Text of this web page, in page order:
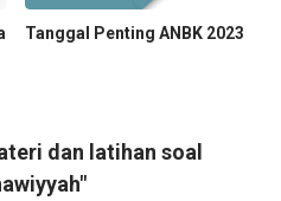
Tanggal Penting ANBK 2023
dan latihan soal